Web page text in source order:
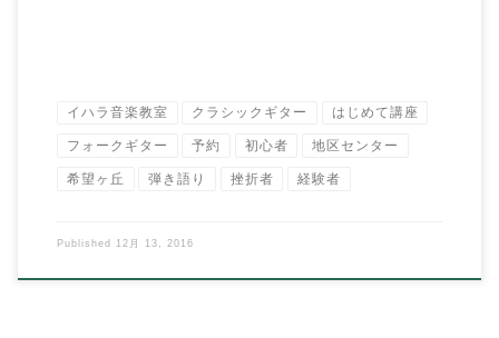
イハラ音楽教室 クラシックギター はじめて講座
フォークギター 予約 初心者 地区センター
希望ヶ丘 弾き語り 挫折者 経験者
Published 12月 13, 2016